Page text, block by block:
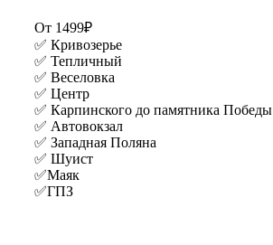
От 1499₽
✅ Кривозерье
✅ Тепличный
✅ Веселовка
✅ Центр
✅ Карпинского до памятника Победы
✅ Автовокзал
✅ Западная Поляна
✅ Шуист
✅Маяк
✅ГПЗ